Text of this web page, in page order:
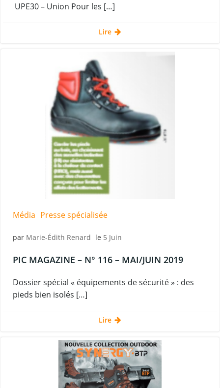
UPE30 – Union Pour les […]
Lire
Média Presse spécialisée
par Marie-Édith Renard le 5 Juin
PIC MAGAZINE – N° 116 – MAI/JUIN 2019
Dossier spécial « équipements de sécurité » : des
pieds bien isolés […]
Lire